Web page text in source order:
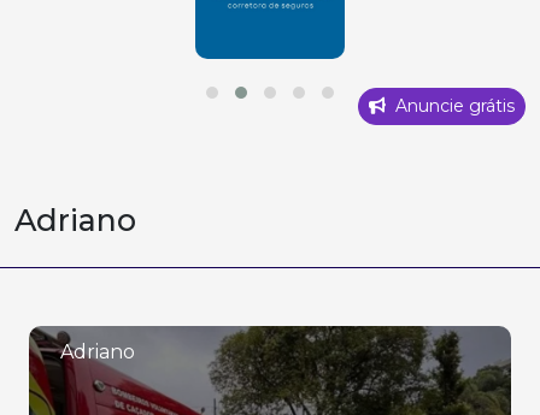
Anuncie grátis
Adriano
Adriano